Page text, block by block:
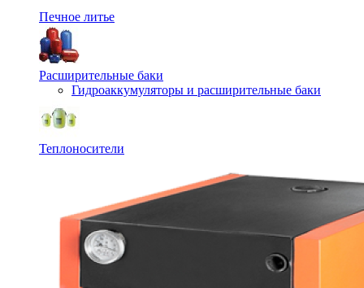
Печное литье
Расширительные баки
Гидроаккумуляторы и расширительные баки
Теплоносители